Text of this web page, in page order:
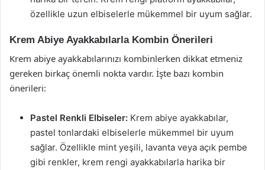
özellikle uzun elbiselerle mükemmel bir uyum sağlar.
Krem Abiye Ayakkabılarla Kombin Önerileri
Krem abiye ayakkabılarınızı kombinlerken dikkat etmeniz
gereken birkaç önemli nokta vardır. İşte bazı kombin
önerileri:
Pastel Renkli Elbiseler: Krem abiye ayakkabılar,
pastel tonlardaki elbiselerle mükemmel bir uyum
sağlar. Özellikle mint yeşili, lavanta veya açık pembe
gibi renkler, krem rengi ayakkabılarla harika bir